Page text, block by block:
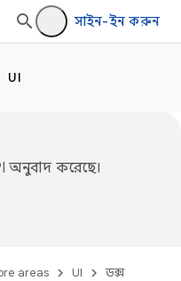
সাইন-ইন করুন
UI
অনুবাদ করেছে।
areas UI ডক্স